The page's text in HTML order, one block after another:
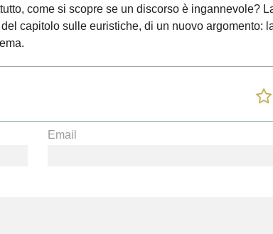
come si scopre se un discorso è ingannevole?
capitolo sulle euristiche, di un nuovo argomento:
Email